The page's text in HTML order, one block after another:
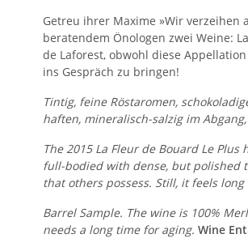
Getreu ihrer Maxime »Wir verzeihen
beratendem Önologen zwei Weine:
de Laforest, obwohl diese
ins Gespräch zu bringen!
Tintig, feine Röstaromen,
haften, mineralisch-salzig im
The 2015 La Fleur de Bouard Le
full-bodied with dense, but polished
that others possess. Still, it feels
Barrel Sample. The wine is 100%
needs a long time for aging.Wine